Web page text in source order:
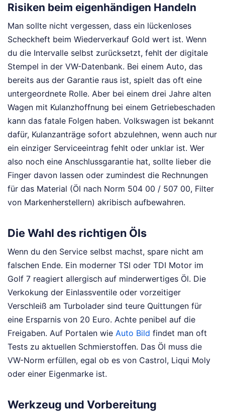
Risiken beim eigenhändigen Handeln
Man sollte nicht vergessen, dass ein lückenloses
Scheckheft beim Wiederverkauf Gold wert ist. Wenn
du die Intervalle selbst zurücksetzt, fehlt der digitale
Stempel in der VW-Datenbank. Bei einem Auto, das
bereits aus der Garantie raus ist, spielt das oft eine
untergeordnete Rolle. Aber bei einem drei Jahre alten
Wagen mit Kulanzhoffnung bei einem Getriebeschaden
kann das fatale Folgen haben. Volkswagen ist bekannt
dafür, Kulanzanträge sofort abzulehnen, wenn auch nur
ein einziger Serviceeintrag fehlt oder unklar ist. Wer
also noch eine Anschlussgarantie hat, sollte lieber die
Finger davon lassen oder zumindest die Rechnungen
für das Material (Öl nach Norm 504 00 / 507 00, Filter
von Markenherstellern) akribisch aufbewahren.
Die Wahl des richtigen Öls
Wenn du den Service selbst machst, spare nicht am
falschen Ende. Ein moderner TSI oder TDI Motor im
Golf 7 reagiert allergisch auf minderwertiges Öl. Die
Verkokung der Einlassventile oder vorzeitiger
Verschleiß am Turbolader sind teure Quittungen für
eine Ersparnis von 20 Euro. Achte penibel auf die
Freigaben. Auf Portalen wie Auto Bild findet man oft
Tests zu aktuellen Schmierstoffen. Das Öl muss die
VW-Norm erfüllen, egal ob es von Castrol, Liqui Moly
oder einer Eigenmarke ist.
Werkzeug und Vorbereitung